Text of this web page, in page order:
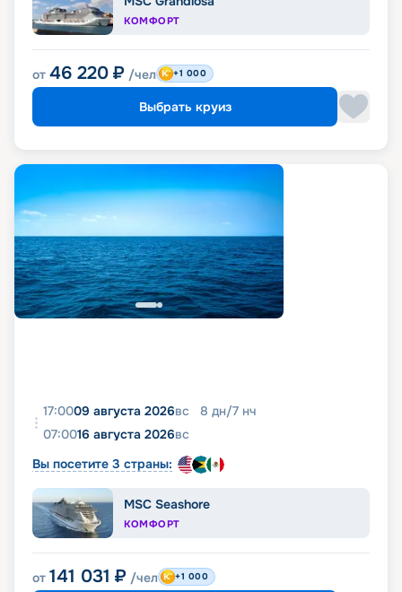
КОМФОРТ
от 46 220 ₽ /чел +1 000
Выбрать круиз
17:0009 августа 2026вс 8 дн/7 нч
07:0016 августа 2026вс
Вы посетите 3 страны:
MSC Seashore
КОМФОРТ
от 141 031 ₽ /чел +1 000